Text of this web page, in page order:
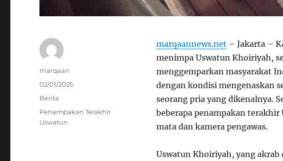
marqaannews.net – Jakarta –
menimpa Uswatun Khoiriyah,
menggemparkan masyarakat
dengan kondisi mengenaskan
seorang pria yang dikenalnya.
beberapa penampakan
mata dan kamera pengawas.
Uswatun Khoiriyah, yang akrab
Author
marqaan
Posted
02/01/2025
Categories
Berita
Tags
Penampakan Terakhir
Uswatun